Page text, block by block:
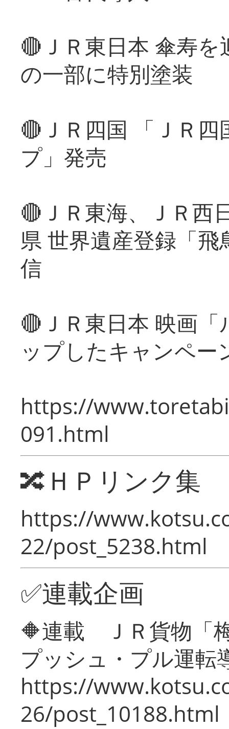
🔴ＪＲ東日本 傘寿
の一部に特別塗装
🔴ＪＲ四国 「ＪＲ
プ」発売
🔴ＪＲ東海、ＪＲ西
県 世界遺産登録「
信
🔴ＪＲ東日本 映画
ップしたキャンペー
https://
091.html
🔀ＨＰリンク集
https://
22/post_5238.html
✅連載企画
🔶連載 ＪＲ貨物「
プッシュ・プル運転
https://
26/post_10188.html